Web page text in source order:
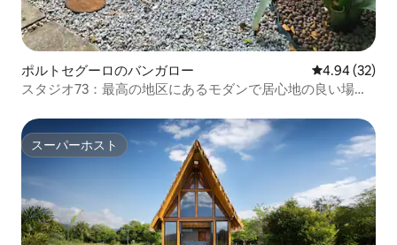
ポルトセグーロのバンガロー レビュー32
4.94 (32)
スタジオ73：最高の地区にあるモダンで居心地の良い場
スーパーホスト
スーパーホスト